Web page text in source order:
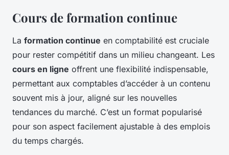
Cours de formation continue
La formation continue en comptabilité est cruciale
pour rester compétitif dans un milieu changeant. Les
cours en ligne offrent une flexibilité indispensable,
permettant aux comptables d’accéder à un contenu
souvent mis à jour, aligné sur les nouvelles
tendances du marché. C’est un format popularisé
pour son aspect facilement ajustable à des emplois
du temps chargés.